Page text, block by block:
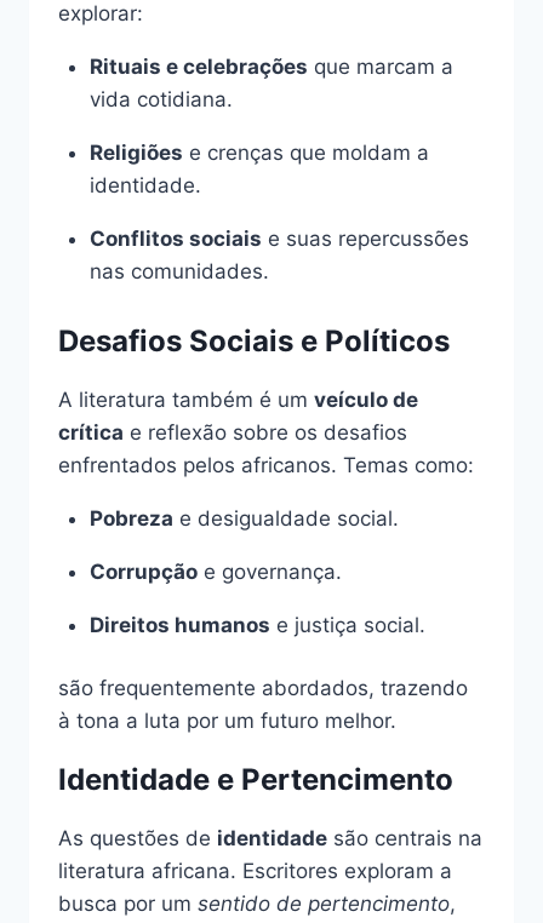
explorar:
Rituais e celebrações que marcam a
vida cotidiana.
Religiões e crenças que moldam a
identidade.
Conflitos sociais e suas repercussões
nas comunidades.
Desafios Sociais e Políticos
A literatura também é um veículo de
crítica e reflexão sobre os desafios
enfrentados pelos africanos. Temas como:
Pobreza e desigualdade social.
Corrupçãoe governança.
Direitos humanos e justiça social.
são frequentemente abordados, trazendo
à tona a luta por um futuro melhor.
Identidade e Pertencimento
As questões de identidade são centrais na
literatura africana. Escritores exploram a
busca por um sentido de pertencimento,